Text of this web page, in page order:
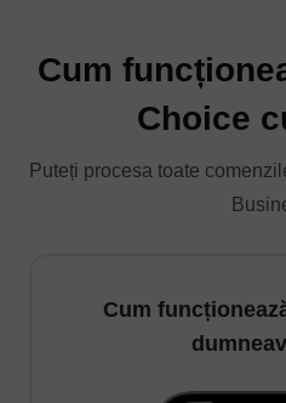
Cum
Choice
Puteți procesa toate
Cum